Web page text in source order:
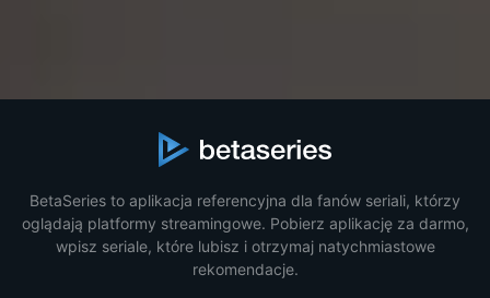
BetaSeries to aplikacja referencyjna dla fanów seriali, którzy
oglądają platformy streamingowe. Pobierz aplikację za darmo,
wpisz seriale, które lubisz i otrzymaj natychmiastowe
rekomendacje.